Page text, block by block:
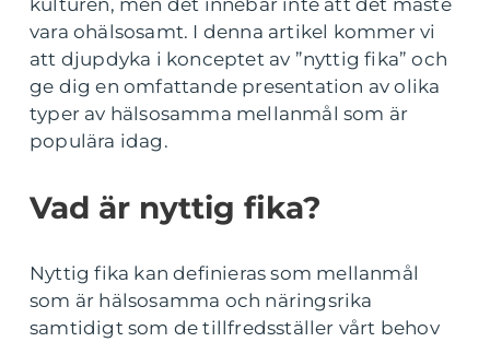
kulturen, men det innebär inte att det måste
vara ohälsosamt. I denna artikel kommer vi
att djupdyka i konceptet av ”nyttig fika” och
ge dig en omfattande presentation av olika
typer av hälsosamma mellanmål som är
populära idag.
Vad är nyttig fika?
Nyttig fika kan definieras som mellanmål
som är hälsosamma och näringsrika
samtidigt som de tillfredsställer vårt behov